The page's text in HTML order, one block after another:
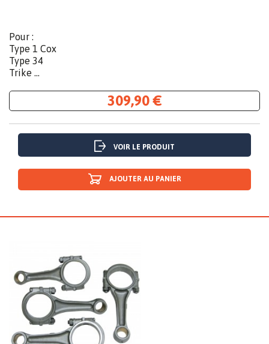
Pour :
Type 1 Cox
Type 34
Trike ...
309,90 €
VOIR LE PRODUIT
AJOUTER AU PANIER